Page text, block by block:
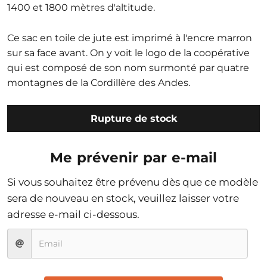
1400 et 1800 mètres d'altitude.
Ce sac en toile de jute est imprimé à l'encre marron
sur sa face avant. On y voit le logo de la coopérative
qui est composé de son nom surmonté par quatre
montagnes de la Cordillère des Andes.
Rupture de stock
Me prévenir par e-mail
Si vous souhaitez être prévenu dès que ce modèle
sera de nouveau en stock, veuillez laisser votre
adresse e-mail ci-dessous.